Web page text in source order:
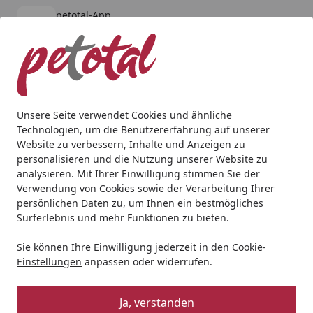
Unsere Seite verwendet Cookies und ähnliche
Technologien, um die Benutzererfahrung auf unserer
Website zu verbessern, Inhalte und Anzeigen zu
personalisieren und die Nutzung unserer Website zu
analysieren. Mit Ihrer Einwilligung stimmen Sie der
Verwendung von Cookies sowie der Verarbeitung Ihrer
persönlichen Daten zu, um Ihnen ein bestmögliches
Surferlebnis und mehr Funktionen zu bieten.
Sie können Ihre Einwilligung jederzeit in den Cookie-
Einstellungen anpassen oder widerrufen.
Ja, verstanden
petotal-App
kostenlos - Im App Store
Alle Produkte
Mein Konto
Suchen
Startseite
Aquaristik Fischfutter & Garnelenfutter
JBL Pronovo Bits Grano S 1000
Milliliter Fischfutter
BALD VERGRIFFEN